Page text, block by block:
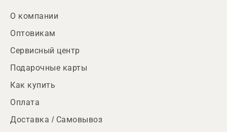
О компании
Оптовикам
Сервисный центр
Подарочные карты
Как купить
Оплата
Доставка / Самовывоз